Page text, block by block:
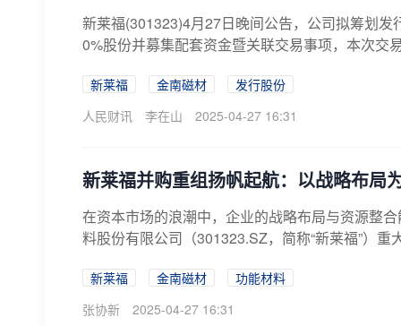
新莱福(301323)4月27日晚间公告，公司拟筹划发
0%股份并募集配套资金暨关联交易事项，本次交
新莱福 金南磁材
发行股份
人民财讯
李在山 2025-04-27 16:31
新莱福并购重组扬帆起航：以战略布局
在资本市场的浪潮中，企业的战略布局与资源整
料股份有限公司（301323.SZ，简称“新莱福”）
新莱福 金南磁材
功能材料
张协新
2025-04-27 16:31